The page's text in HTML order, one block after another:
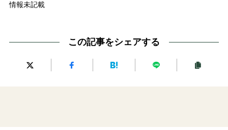
情報未記載
この記事をシェアする